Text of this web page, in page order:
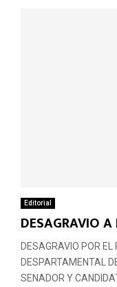
Editorial
DESAGRAVIO
DESAGRAVIO POR
DESPARTAMENTAL
SENADOR Y